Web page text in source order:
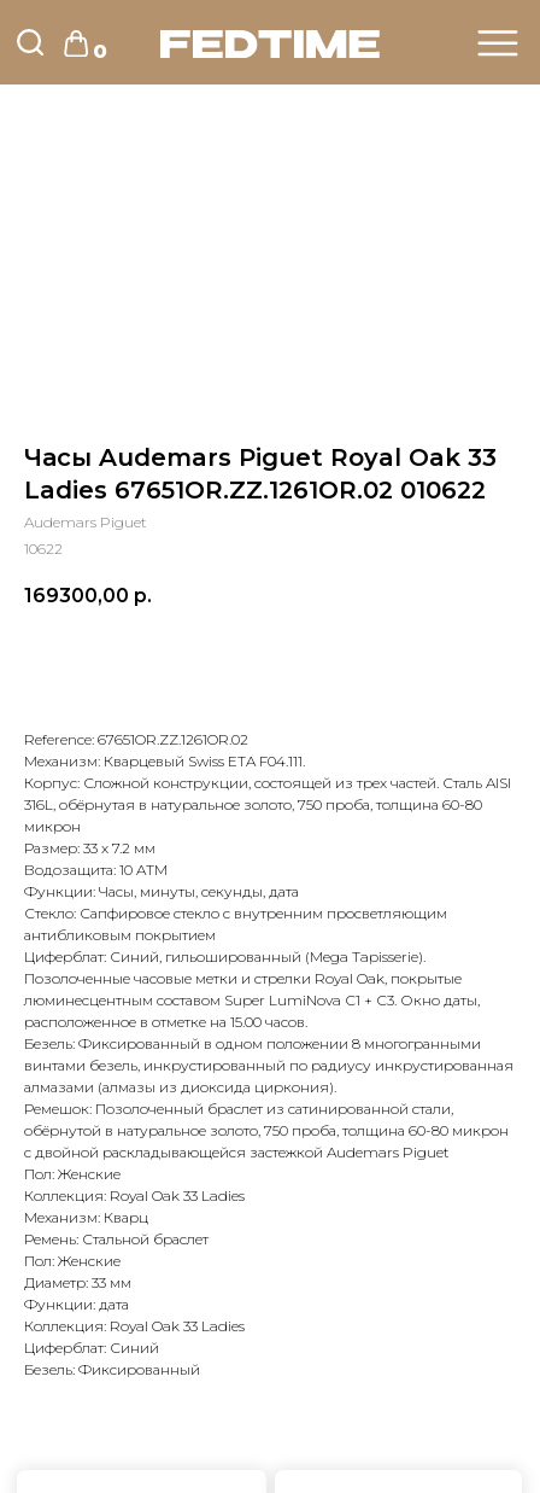
0
Часы Audemars Piguet Royal Oak 33
Ladies 67651OR.ZZ.1261OR.02 010622
Audemars Piguet
10622
169300,00 р.
Reference: 67651OR.ZZ.1261OR.02
Механизм: Кварцевый Swiss ETA F04.111.
Корпус: Сложной конструкции, состоящей из трех частей. Сталь AISI
316L, обёрнутая в натуральное золото, 750 проба, толщина 60-80
микрон
Размер: 33 х 7.2 мм
Водозащита: 10 ATM
Функции: Часы, минуты, секунды, дата
Стекло: Сапфировое стекло с внутренним просветляющим
антибликовым покрытием
Циферблат: Синий, гильошированный (Mega Tapisserie).
Позолоченные часовые метки и стрелки Royal Oak, покрытые
люминесцентным составом Super LumiNova С1 + С3. Окно даты,
расположенное в отметке на 15.00 часов.
Безель: Фиксированный в одном положении 8 многогранными
винтами безель, инкрустированный по радиусу инкрустированная
алмазами (алмазы из диоксида циркония).
Ремешок: Позолоченный браслет из сатинированной стали,
обёрнутой в натуральное золото, 750 проба, толщина 60-80 микрон
с двойной раскладывающейся застежкой Audemars Piguet
Пол: Женские
Коллекция: Royal Oak 33 Ladies
Механизм: Кварц
Ремень: Стальной браслет
Пол: Женские
Диаметр: 33 мм
Функции: дата
Коллекция: Royal Oak 33 Ladies
Циферблат: Синий
Безель: Фиксированный
Оплата при получении
Заказ опласивается
после примерки и
осмотра товара
Подробная
консультация
Ответим на все вопросы
и поможем с выбором
обслуживание
распространяется
гарантийные
обязательства
фабрик